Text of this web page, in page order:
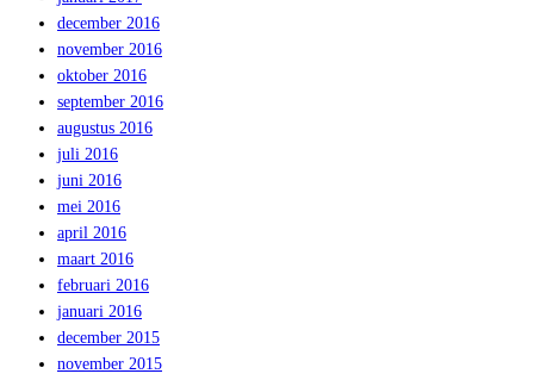
december 2016
november 2016
oktober 2016
september 2016
augustus 2016
juli 2016
juni 2016
mei 2016
april 2016
maart 2016
februari 2016
januari 2016
december 2015
november 2015